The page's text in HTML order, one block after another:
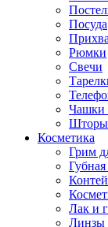
Посуда
Рюмки
Свечи
Чашки
Шторы
Косметика
Грим
Лак и
Линзы